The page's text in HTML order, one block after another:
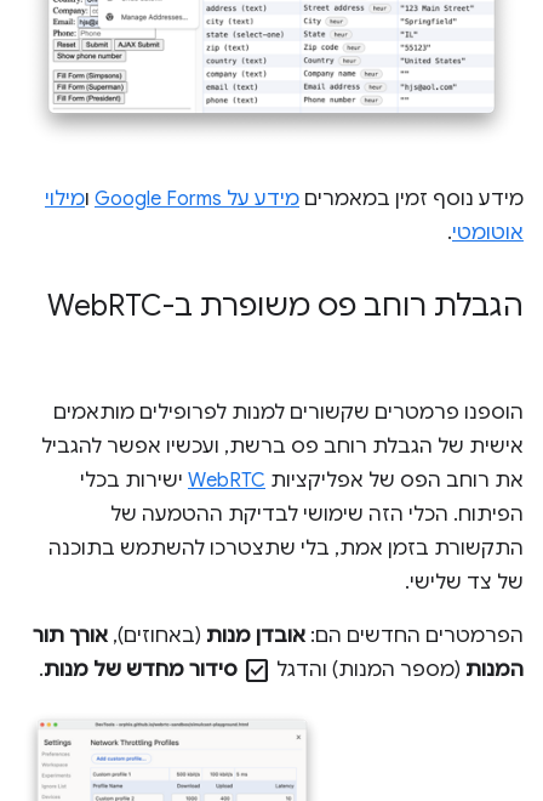
מידע נוסף זמין במאמרים מידע על Google Forms ומילוי
אוטומטי.
הגבלת רוחב פס משופרת ב-WebRTC
הוספנו פרמטרים שקשורים למנות לפרופילים מותאמים
אישית של הגבלת רוחב פס ברשת, ועכשיו אפשר להגביל
את רוחב הפס של אפליקציות WebRTC ישירות בכלי
הפיתוח. הכלי הזה שימושי לבדיקת ההטמעה של
התקשורת בזמן אמת, בלי שתצטרכו להשתמש בתוכנה
של צד שלישי.
הפרמטרים החדשים הם: אובדן מנות (באחוזים), אורך תור
המנות (מספר המנות) והדגל check_box סידור מחדש של מנות.